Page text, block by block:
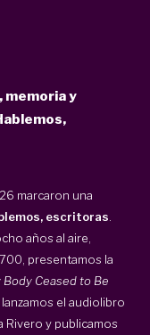
y
marcaron una
escritoras
años al aire,
presentamos la
Body Ceased to Be
el audiolibro
Rivero y publicamos